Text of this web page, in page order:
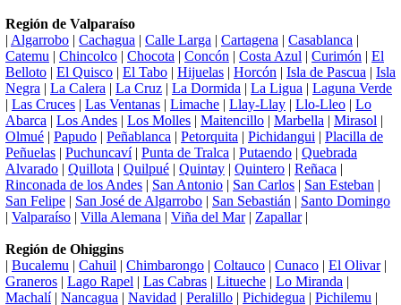
Región de Valparaíso
| Algarrobo | Cachagua | Calle Larga | Cartagena | Casablanca |
Catemu | Chincolco | Chocota | Concón | Costa Azul | Curimón | El
Belloto | El Quisco | El Tabo | Hijuelas | Horcón | Isla de Pascua | Isla
Negra | La Calera | La Cruz | La Dormida | La Ligua | Laguna Verde
| Las Cruces | Las Ventanas | Limache | Llay-Llay | Llo-Lleo | Lo
Abarca | Los Andes | Los Molles | Maitencillo | Marbella | Mirasol |
Olmué | Papudo | Peñablanca | Petorquita | Pichidangui | Placilla de
Peñuelas | Puchuncaví| Punta de Tralca | Putaendo | Quebrada
Alvarado | Quillota | Quilpué | Quintay | Quintero | Reñaca |
Rinconada de los Andes | San Antonio | San Carlos | San Esteban |
San Felipe | San José de Algarrobo | San Sebastián | Santo Domingo
| Valparaíso | Villa Alemana | Viña del Mar| Zapallar|
Región de Ohiggins
| Bucalemu | Cahuil | Chimbarongo | Coltauco | Cunaco | El Olivar|
Graneros | Lago Rapel | Las Cabras | Litueche | Lo Miranda |
Machalí| Nancagua | Navidad | Peralillo | Pichidegua | Pichilemu |